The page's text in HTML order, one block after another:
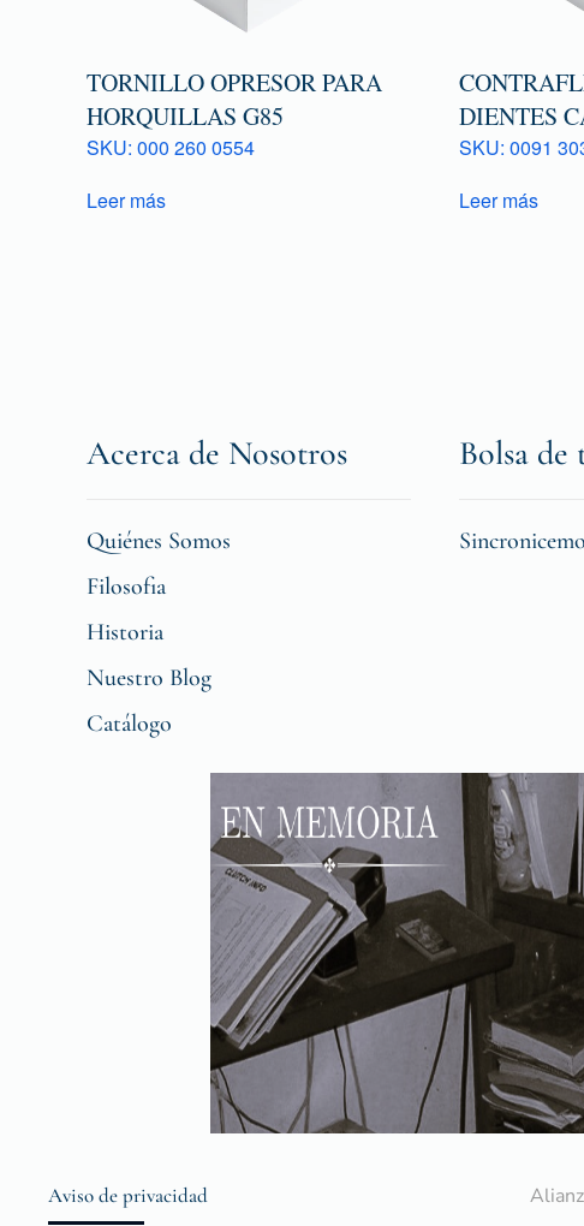
TORNILLO OPRESOR PARA
HORQUILLAS G85
SKU: 000 260 0554
Leer más
DIENTES
SKU: 0091
Leer más
Acerca de Nosotros
Quiénes Somos
Filosofia
Historia
Nuestro Blog
Catálogo
Bolsa de
Aviso de privacidad